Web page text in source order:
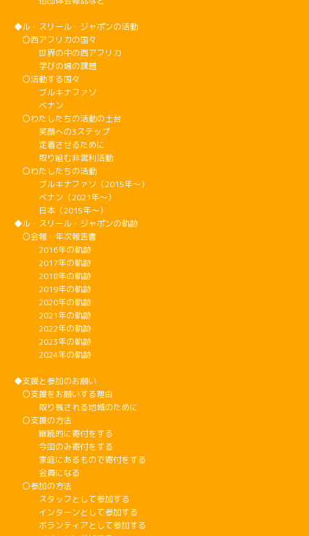
◆ル・スリール・ジャポンの活動
〇西アフリカの国々
世界の中の西アフリカ
学びの場の課題
〇活動する国々
ブルキナファソ
ベナン
〇わたしたちの活動の土台
笑顔への3ステップ
定着させるために
取り組む非営利活動
〇わたしたちの活動
ブルキナファソ（2015年～）
ベナン（2021年～）
日本（2015年～）
◆ル・スリール・ジャポンの軌跡
〇会報・年次報告書
2016年の軌跡
2017年の軌跡
2018年の軌跡
2019年の軌跡
2020年の軌跡
2021年の軌跡
2022年の軌跡
2023年の軌跡
2024年の軌跡
◆支援と参加のお願い
〇支援をお願いする理由
取り残される地域のために
〇支援の方法
継続的に寄付をする
今回のみ寄付をする
家庭にあるもので寄付をする
会員になる
〇参加の方法
スタッフとして参加する
インターンとして参加する
ボランティアとして参加する